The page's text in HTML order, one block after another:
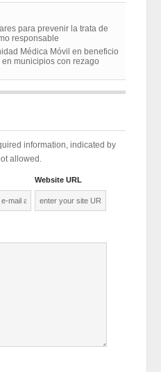
para prevenir la trata de
responsable
Médica Móvil en beneficio
municipios con rezago
information, indicated by
allowed.
Website URL